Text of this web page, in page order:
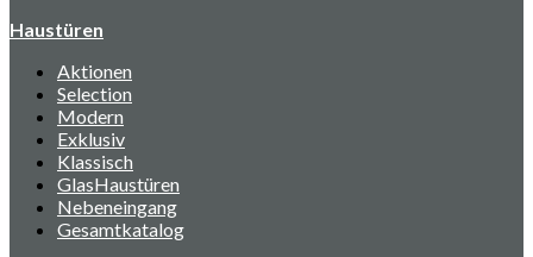
Haustüren
Aktionen
Selection
Modern
Exklusiv
Klassisch
GlasHaustüren
Nebeneingang
Gesamtkatalog